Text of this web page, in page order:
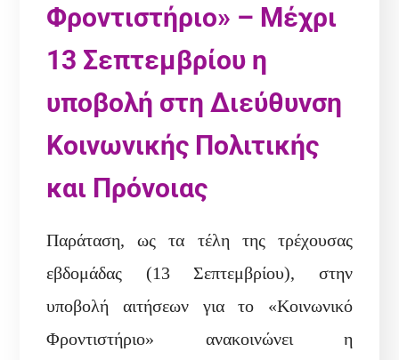
Φροντιστήριο» – Μέχρι
13 Σεπτεμβρίου η
υποβολή στη Διεύθυνση
Κοινωνικής Πολιτικής
και Πρόνοιας
Παράταση, ως τα τέλη της τρέχουσας
εβδομάδας (13 Σεπτεμβρίου), στην
υποβολή αιτήσεων για το «Κοινωνικό
Φροντιστήριο» ανακοινώνει η